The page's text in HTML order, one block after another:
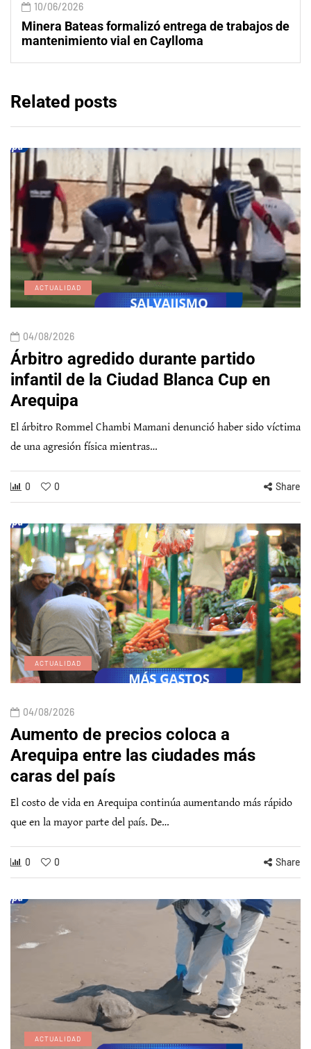
10/06/2026
Minera Bateas formalizó entrega de trabajos de
mantenimiento vial en Caylloma
Related posts
ACTUALIDAD
04/08/2026
Árbitro agredido durante partido
infantil de la Ciudad Blanca Cup en
Arequipa
El árbitro Rommel Chambi Mamani denunció haber sido víctima
de una agresión física mientras…
0 0 Share
ACTUALIDAD
04/08/2026
Aumento de precios coloca a
Arequipa entre las ciudades más
caras del país
El costo de vida en Arequipa continúa aumentando más rápido
que en la mayor parte del país. De…
0 0 Share
ACTUALIDAD